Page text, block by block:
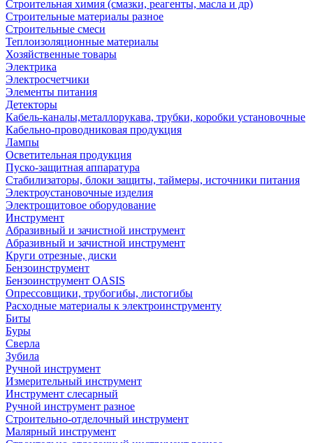
Строительная химия (смазки, реагенты, масла и др)
Строительные материалы разное
Строительные смеси
Теплоизоляционные материалы
Хозяйственные товары
Электрика
Электросчетчики
Элементы питания
Детекторы
Кабель-каналы,металлорукава, трубки, коробки установочные
Кабельно-проводниковая продукция
Лампы
Осветительная продукция
Пуско-защитная аппаратура
Стабилизаторы, блоки защиты, таймеры, источники питания
Электроустановочные изделия
Электрощитовое оборудование
Инструмент
Абразивный и зачистной инструмент
Абразивный и зачистной инструмент
Круги отрезные, диски
Бензоинструмент
Бензоинструмент OASIS
Опрессовщики, трубогибы, листогибы
Расходные материалы к электроинструменту
Биты
Буры
Сверла
Зубила
Ручной инструмент
Измерительный инструмент
Инструмент слесарный
Ручной инструмент разное
Строительно-отделочный инструмент
Малярный инструмент